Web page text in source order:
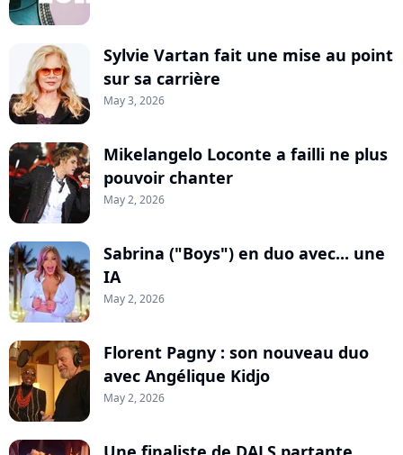
Sylvie Vartan fait une mise au point
sur sa carrière
May 3, 2026
Mikelangelo Loconte a failli ne plus
pouvoir chanter
May 2, 2026
Sabrina ("Boys") en duo avec... une
IA
May 2, 2026
Florent Pagny : son nouveau duo
avec Angélique Kidjo
May 2, 2026